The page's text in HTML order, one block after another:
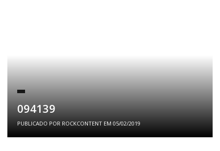
094139
PUBLICADO POR ROCKCONTENT EM 05/02/2019